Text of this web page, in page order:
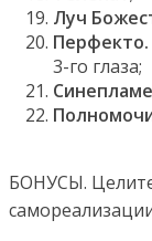
Луч
3-го глаза;
БОНУСЫ.